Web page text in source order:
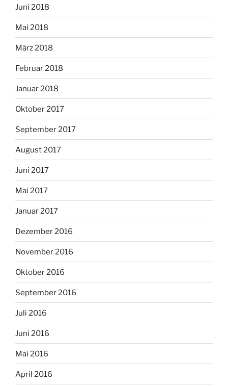
Juni 2018
Mai 2018
März 2018
Februar 2018
Januar 2018
Oktober 2017
September 2017
August 2017
Juni 2017
Mai 2017
Januar 2017
Dezember 2016
November 2016
Oktober 2016
September 2016
Juli 2016
Juni 2016
Mai 2016
April 2016